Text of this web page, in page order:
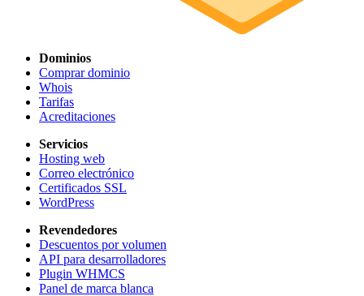
Dominios
Comprar dominio
Whois
Tarifas
Acreditaciones
Servicios
Hosting web
Correo electrónico
Certificados SSL
WordPress
Revendedores
Descuentos por volumen
API para desarrolladores
Plugin WHMCS
Panel de marca blanca